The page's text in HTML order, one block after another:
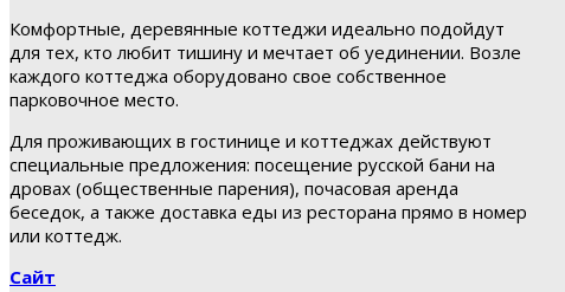
Комфортные, деревянные коттеджи идеально подойдут
для тех, кто любит тишину и мечтает об уединении. Возле
каждого коттеджа оборудовано свое собственное
парковочное место.
Для проживающих в гостинице и коттеджах действуют
специальные предложения: посещение русской бани на
дровах (общественные парения), почасовая аренда
беседок, а также доставка еды из ресторана прямо в номер
или коттедж.
Сайт